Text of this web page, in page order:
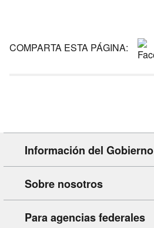
COMPARTA ESTA PÁGINA:
Información del Gobierno
Sobre nosotros
Para agencias federales